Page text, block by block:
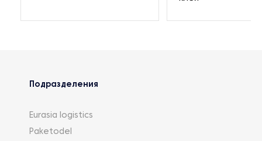
Подразделения
Eurasia logistics
Paketodel